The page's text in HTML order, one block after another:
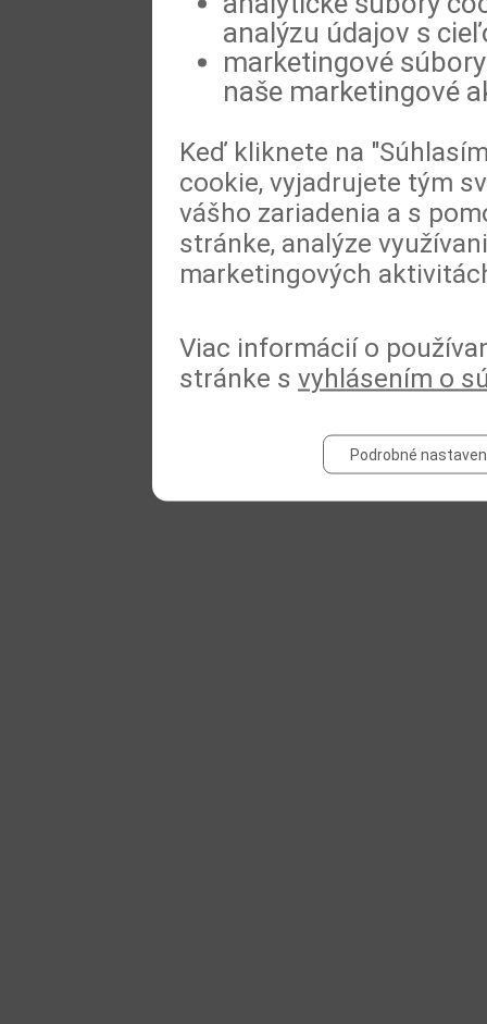
analýzu údajov s
marketingové
naše marketingové
Keď kliknete na
cookie, vyjadrujete tým
vášho zariadenia a s
stránke, analýze
marketingových
Viac informácií o
stránke s vyhlásením o
Podrobné